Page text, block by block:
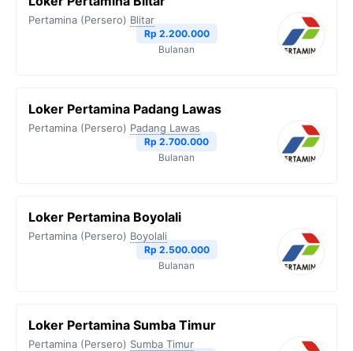
o
e
r
A
p
i
n
k
Pertamina (Persero) Blitar
Rp 2.200.000
Bulanan
Loker Pertamina Padang Lawas
Pertamina (Persero) Padang Lawas
Rp 2.700.000
Bulanan
Loker Pertamina Boyolali
Pertamina (Persero) Boyolali
Rp 2.500.000
Bulanan
Loker Pertamina Sumba Timur
Pertamina (Persero) Sumba Timur